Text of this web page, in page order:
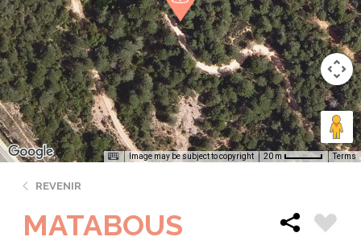
Image may be subject to copyright 20 m Terms
REVENIR
MATABOUS